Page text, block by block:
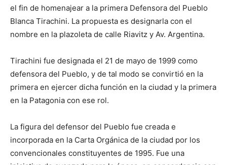
el fin de homenajear a la primera Defensora del Pueblo
Blanca Tirachini. La propuesta es designarla con el
nombre en la plazoleta de calle Riavitz y Av. Argentina.
Tirachini fue designada el 21 de mayo de 1999 como
defensora del Pueblo, y de tal modo se convirtió en la
primera en ejercer dicha función en la ciudad y la primera
en la Patagonia con ese rol.
La figura del defensor del Pueblo fue creada e
incorporada en la Carta Orgánica de la ciudad por los
convencionales constituyentes de 1995. Fue una